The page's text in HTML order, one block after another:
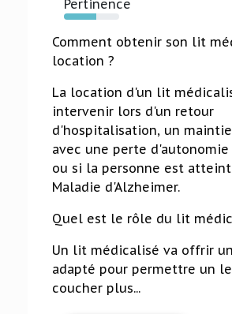
Pertinence
58%
Comment obtenir son lit
location ?
La location d'un lit
intervenir lors d'un retour
d'hospitalisation, un
avec une perte
ou si la personne est
Maladie d'Alzheimer.
Quel est le rôle du lit
Un lit médicalisé va offrir
adapté pour permettre un
coucher plus...